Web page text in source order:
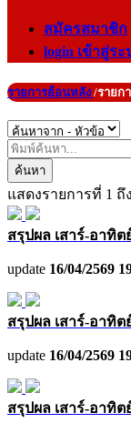
สมัครสมาชิก
login เข้าสู่ระ
รายการย้อนหลัง /รายก
ค้นหา
แสดงรายการที่ 1 ถึง
สรุปผล เสาร์-อาทิต
update 16/04/2569
สรุปผล เสาร์-อาทิต
update 16/04/2569
สรุปผล เสาร์-อาทิต